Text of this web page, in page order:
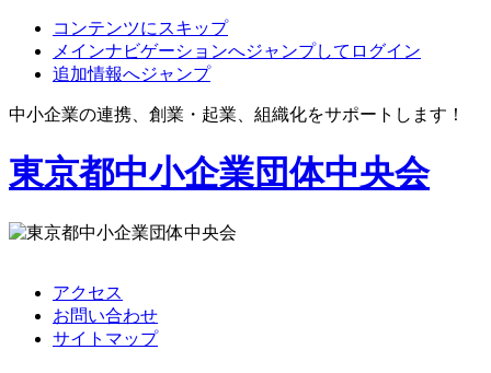
コンテンツにスキップ
メインナビゲーションへジャンプしてログイン
追加情報へジャンプ
中小企業の連携、創業・起業、組織化をサポートします！
東京都中小企業団体中央会
アクセス
お問い合わせ
サイトマップ